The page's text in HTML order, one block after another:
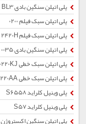
پلی اتیلن سنگین بادی BL3
پلی اتیلن سبک فیلم 0200
پلی اتیلن سبک فیلم 2420H
پلی اتیلن سنگین بادی 0035
پلی اتیلن سبک خطی 0220KJ
پلی اتیلن سبک خطی 0220AA
پلی وینیل کلراید S6558
پلی وینیل کلراید S57
پلی اتیلن سنگین اکستروژن EX3